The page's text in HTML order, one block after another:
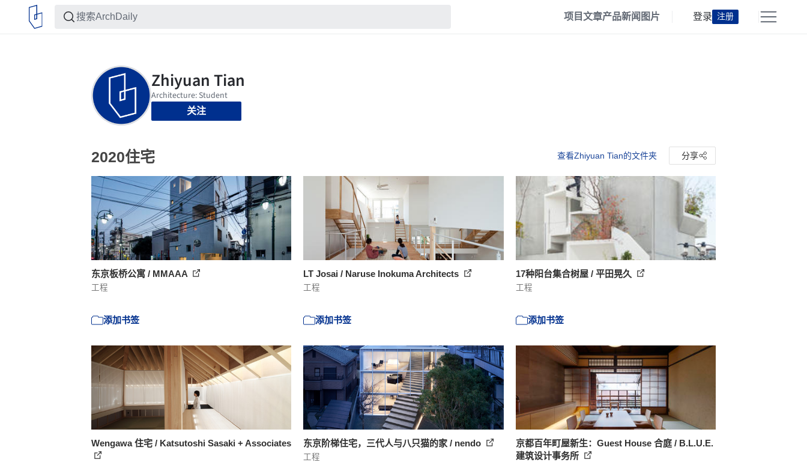
项目文章产品新闻 图片 登录 注册
关注
2020住宅 查看Zhiyuan Tian的文件夹 分享
东京板桥公寓 / MMAAA
工程
添加书签
LT Josai / Naruse Inokuma Architects
工程
添加书签
17种阳台集合树屋 / 平田晃久
工程
添加书签
Wengawa 住宅 / Katsutoshi Sasaki + Associates 东京阶梯住宅，三代人与八只猫的家 / nendo
工程
京都百年町屋新生：Guest House 合庭 / B.L.U.E.
建筑设计事务所